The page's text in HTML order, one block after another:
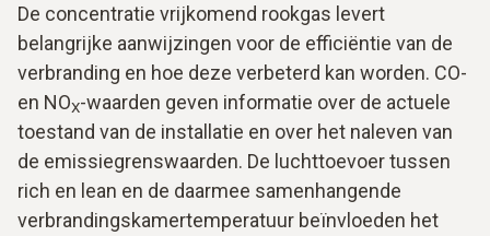
De concentratie vrijkomend rookgas levert
belangrijke aanwijzingen voor de efficiëntie van de
verbranding en hoe deze verbeterd kan worden. CO-
en NOX-waarden geven informatie over de actuele
toestand van de installatie en over het naleven van
de emissiegrenswaarden. De luchttoevoer tussen
rich en lean en de daarmee samenhangende
verbrandingskamertemperatuur beïnvloeden het